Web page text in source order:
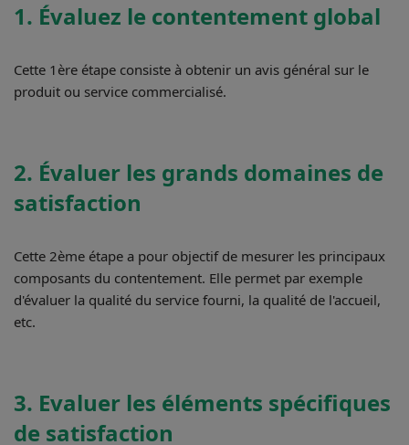
1. Évaluez le contentement global
Cette 1ère étape consiste à obtenir un avis général sur le
produit ou service commercialisé.
2. Évaluer les grands domaines de
satisfaction
Cette 2ème étape a pour objectif de mesurer les principaux
composants du contentement. Elle permet par exemple
d'évaluer la qualité du service fourni, la qualité de l'accueil,
etc.
3. Evaluer les éléments spécifiques
de satisfaction